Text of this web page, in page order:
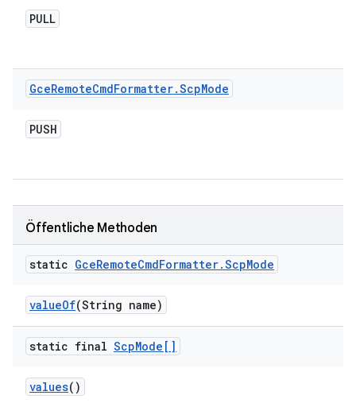
PULL
GceRemoteCmdFormatter.ScpMode
PUSH
Öffentliche Methoden
static GceRemoteCmdFormatter.ScpMode
valueOf(String name)
static final ScpMode[]
values()